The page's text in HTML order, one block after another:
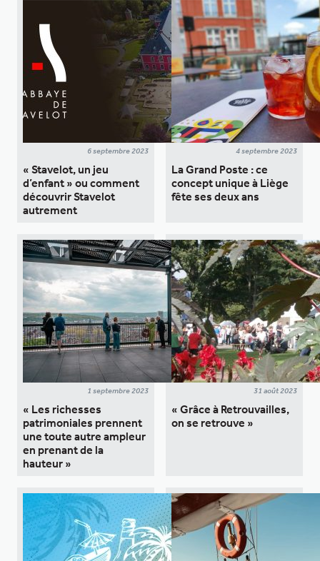
6 septembre 2023
« Stavelot, un jeu
d’enfant » ou comment
découvrir Stavelot
autrement
4 septembre 2023
La Grand Poste : ce
concept unique à Liège
fête ses deux ans
1 septembre 2023
« Les richesses
patrimoniales prennent
une toute autre ampleur
en prenant de la
hauteur »
31 août 2023
« Grâce à Retrouvailles,
on se retrouve »